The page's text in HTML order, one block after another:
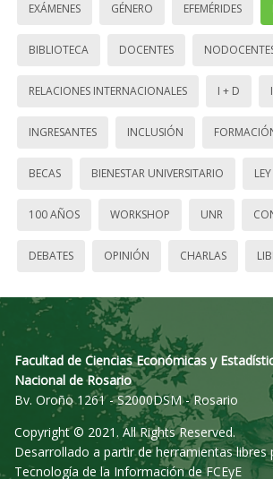
EXÁMENES GÉNERO EFEMÉRIDES
BIBLIOTECA DOCENTES
RELACIONES INTERNACIONALES I + D
INGRESANTES INCLUSIÓN
BECAS BIENESTAR UNIVERSITARIO
100 AÑOS WORKSHOP UNR
DEBATES OPINIÓN CHARLAS
Facultad de Ciencias Económicas y
Nacional de Rosario
Bv. Oroño 1261 - S2000DSM - Rosario
Copyright © 2021. All Rights Reserved.
Desarrollado a partir de herramientas libres
Tecnología de la Información de FCEyE